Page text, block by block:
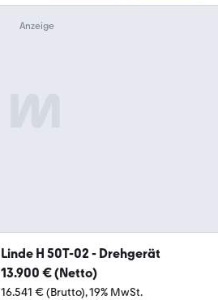
Linde H 50T-02 - Drehgerät
13.900 € (Netto)
16.541 € (Brutto) 19% MwSt.